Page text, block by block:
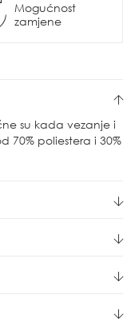
Mogućnost
zamjene
su kada vezanje i
70% poliestera i 30%